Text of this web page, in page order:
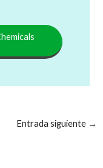
Entrada siguiente →